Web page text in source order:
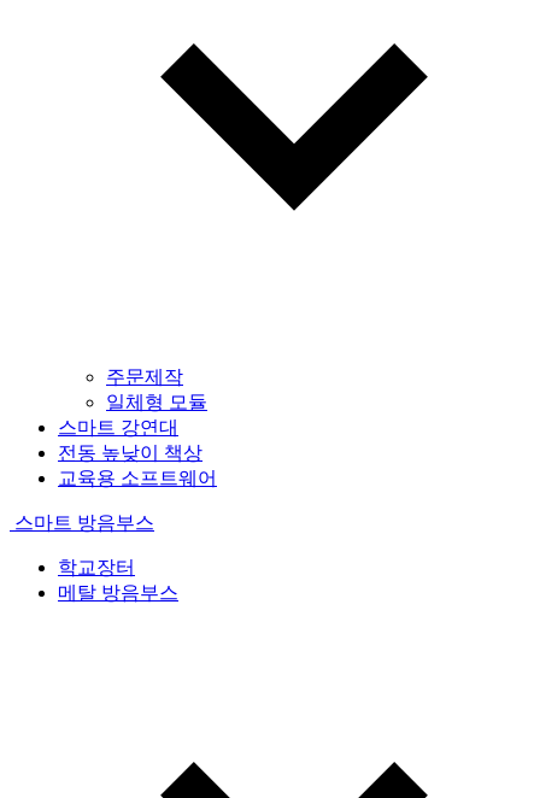
주문제작
일체형 모듈
스마트 강연대
전동 높낮이 책상
교육용 소프트웨어
스마트 방음부스
학교장터
메탈 방음부스